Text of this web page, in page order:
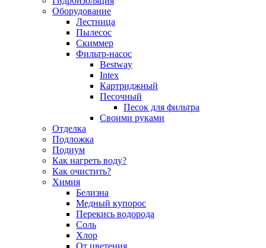
Оборудование
Лестница
Пылесос
Скиммер
Фильтр-насос
Bestway
Intex
Картриджный
Песочный
Песок для фильтра
Своими руками
Отделка
Подложка
Подиум
Как нагреть воду?
Как очистить?
Химия
Белизна
Медный купорос
Перекись водорода
Соль
Хлор
От цветения